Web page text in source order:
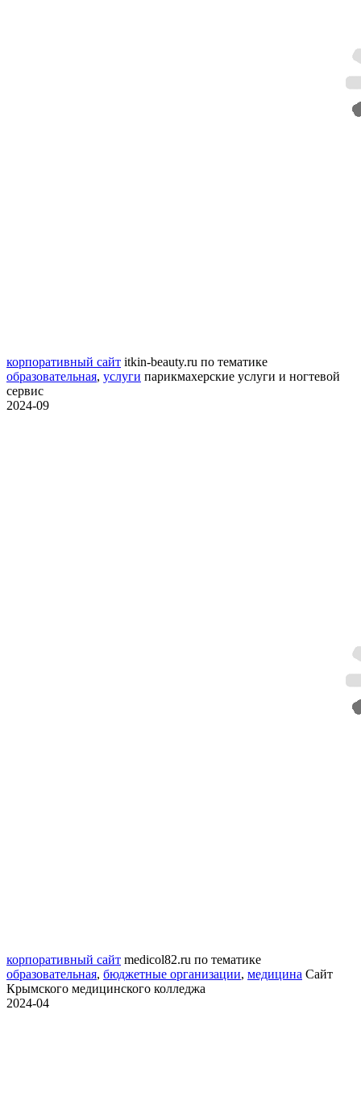
корпоративный сайт itkin-beauty.ru по тематике
образовательная, услуги парикмахерские услуги и ногтевой
сервис
2024-09
корпоративный сайт medicol82.ru по тематике
образовательная, бюджетные организации, медицина Сайт
Крымского медицинского колледжа
2024-04